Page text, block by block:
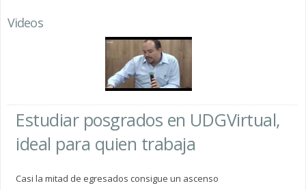
Videos
Estudiar posgrados en UDGVirtual,
ideal para quien trabaja
Casi la mitad de egresados consigue un ascenso